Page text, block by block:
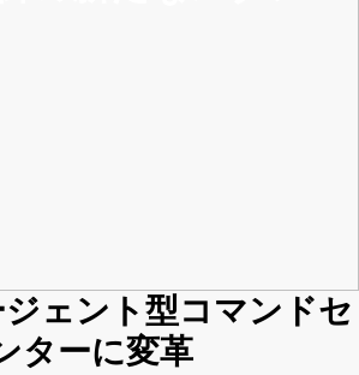
ェント型コマンドセ
ターに変革